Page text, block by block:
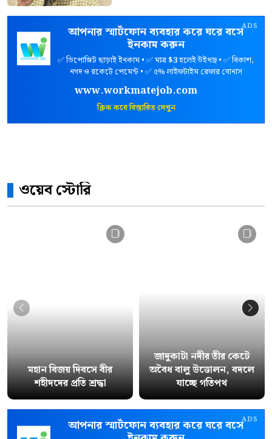
ADS
আপনার স্মার্টফোন ব্যবহার করে ঘরে বসে
ইনকাম করুন
✅ ডিপোজিট ছাড়াই ইনকাম • ✅ মাত্র$3হলেই উইথড্র • ✅ বিকাশ,
নগদ ও রকেটে পেমেন্ট • ✅ ৫% লাইফটাইম রেফার বোনাস
www.workmatejob.com
ক্লিক করে বিস্তারিত দেখুন
ওয়েব স্টোরি
মহান বিজয় দিবসে বীর
শহীদদের প্রতি শ্রদ্ধা
জাদুকাটা নদীর তীর কেটে
অবৈধ বালু উত্তোলন, বদলে
যাচ্ছে গতিপথ
ADS
আপনার স্মার্টফোন ব্যবহার করে ঘরে বসে